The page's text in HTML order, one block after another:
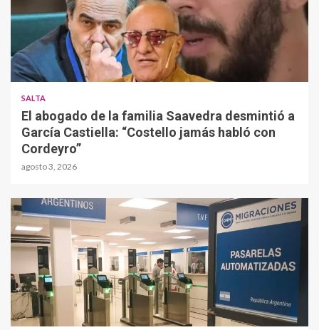
SALTA
El abogado de la familia Saavedra desmintió a
García Castiella: “Costello jamás habló con
Cordeyro”
agosto 3, 2026